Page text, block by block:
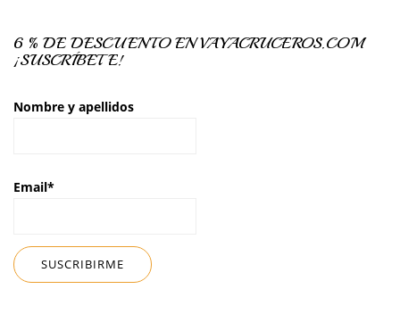
6 % DE DESCUENTO EN VAYACRUCEROS.COM
¡SUSCRÍBETE!
Nombre y apellidos
Email*